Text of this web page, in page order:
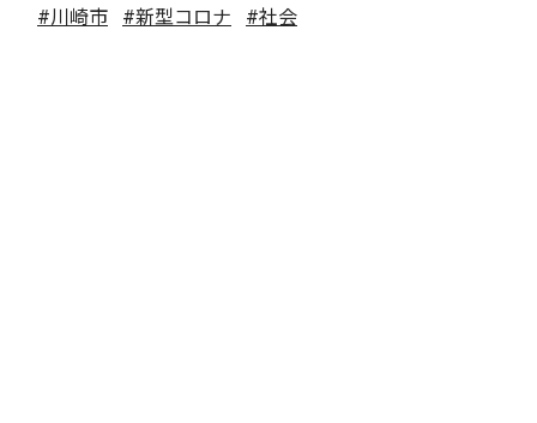
#川崎市 #新型コロナ #社会